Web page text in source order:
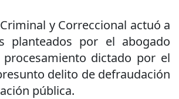
y Correccional actuó a
planteados por el abogado
dictado por el
delito de defraudación
pública.